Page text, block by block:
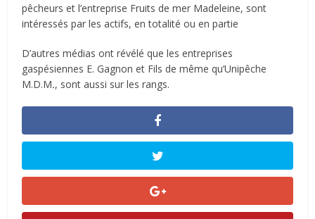
pêcheurs et l’entreprise Fruits de mer Madeleine, sont
intéressés par les actifs, en totalité ou en partie
D’autres médias ont révélé que les entreprises
gaspésiennes E. Gagnon et Fils de même qu’Unipêche
M.D.M., sont aussi sur les rangs.